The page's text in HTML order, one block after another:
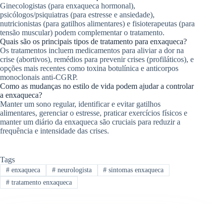
Ginecologistas (para enxaqueca hormonal),
psicólogos/psiquiatras (para estresse e ansiedade),
nutricionistas (para gatilhos alimentares) e fisioterapeutas (para
tensão muscular) podem complementar o tratamento.
Quais são os principais tipos de tratamento para enxaqueca?
Os tratamentos incluem medicamentos para aliviar a dor na
crise (abortivos), remédios para prevenir crises (profiláticos), e
opções mais recentes como toxina botulínica e anticorpos
monoclonais anti-CGRP.
Como as mudanças no estilo de vida podem ajudar a controlar
a enxaqueca?
Manter um sono regular, identificar e evitar gatilhos
alimentares, gerenciar o estresse, praticar exercícios físicos e
manter um diário da enxaqueca são cruciais para reduzir a
frequência e intensidade das crises.
Tags
#enxaqueca #neurologista # sintomas enxaqueca
#tratamento enxaqueca